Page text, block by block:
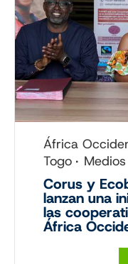
África
Togo
Corus y
lanzan una
las
África